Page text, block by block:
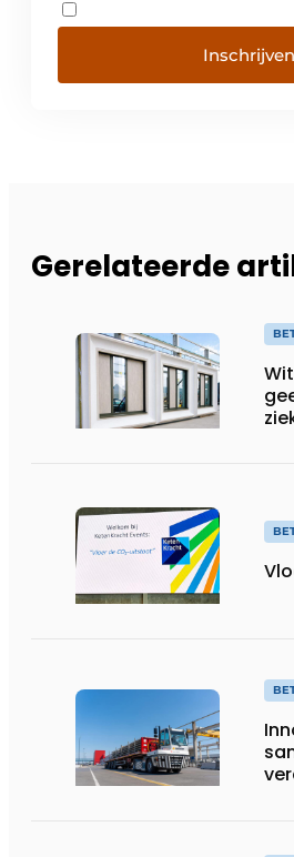
Inschrijven
Gerelateerde